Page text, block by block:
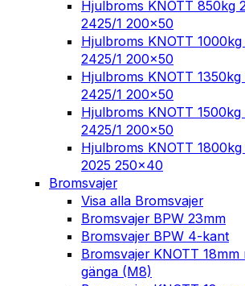
Hjulbroms KNOTT 850kg
2425/1 200×50
Hjulbroms KNOTT
2425/1 200×50
Hjulbroms KNOTT
2425/1 200×50
Hjulbroms KNOTT
2425/1 200×50
Hjulbroms KNOTT
2025 250×40
Bromsvajer
Visa alla Bromsvajer
Bromsvajer BPW 23mm
Bromsvajer BPW 4-kant
Bromsvajer KNOTT 18mm
gänga (M8)